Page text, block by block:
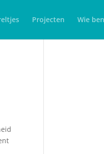
Projecten Wie